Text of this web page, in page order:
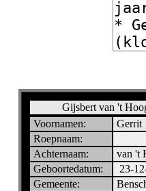
Gijsbert van 't
Voornamen:
Gerrit
Roepnaam:
Achternaam:
van 't
Geboortedatum:
23-
Gemeente: